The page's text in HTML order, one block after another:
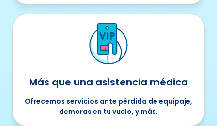
Más que una asistencia médica
Ofrecemos servicios ante pérdida de equipaje,
demoras en tu vuelo, y más.